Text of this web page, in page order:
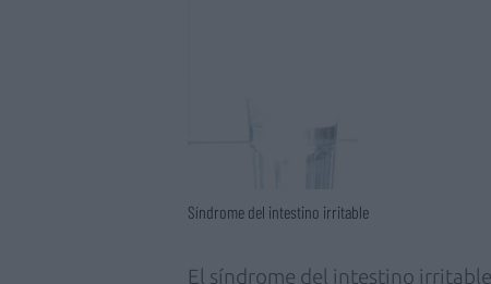
Síndrome del intestino irritable
El síndrome del intestino